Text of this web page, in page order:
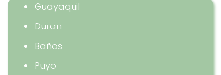
Guayaquil
Duran
Baños
Puyo